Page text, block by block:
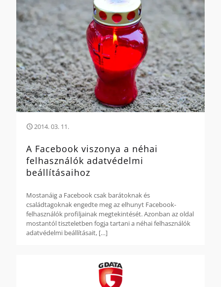
2014. 03. 11.
A Facebook viszonya a néhai
felhasználók adatvédelmi
beállításaihoz
Mostanáig a Facebook csak barátoknak és
családtagoknak engedte meg az elhunyt Facebook-
felhasználók profiljainak megtekintését. Azonban az oldal
mostantól tiszteletben fogja tartani a néhai felhasználók
adatvédelmi beállításait, […]